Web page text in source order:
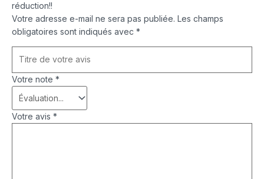
réduction!!
Votre adresse e-mail ne sera pas publiée. Les champs
obligatoires sont indiqués avec *
Votre note *
Votre avis *